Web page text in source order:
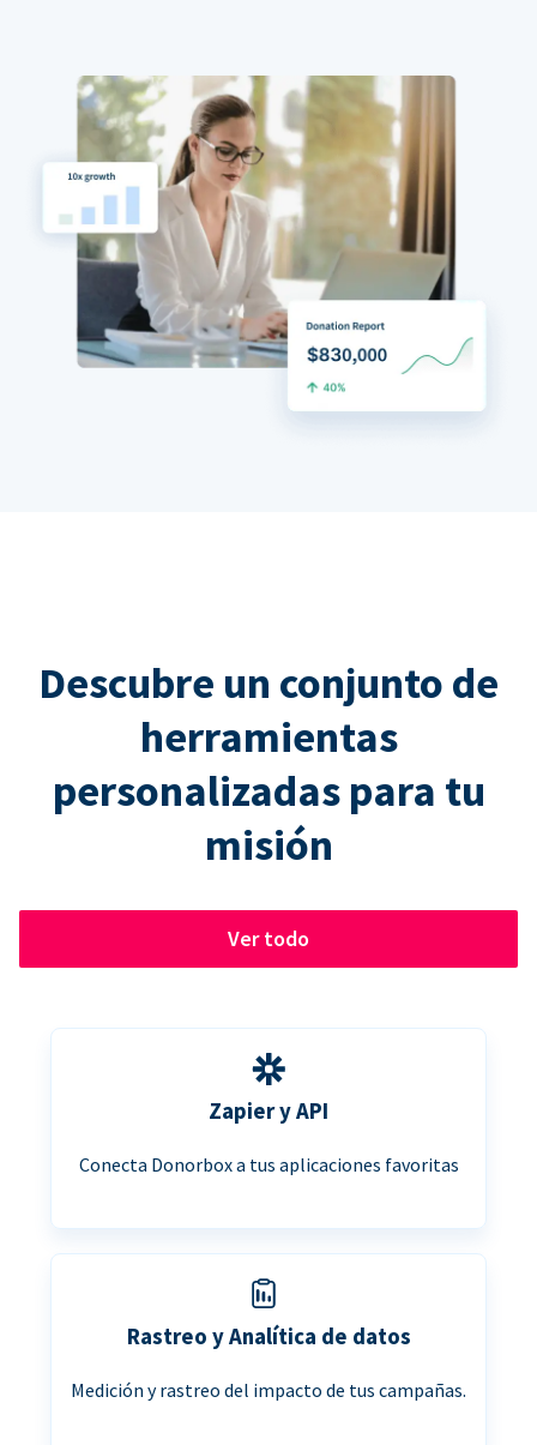
Descubre un conjunto de
herramientas
personalizadas para tu
misión
Ver todo
Zapier y API
Conecta Donorbox a tus aplicaciones favoritas
Rastreo y Analítica de datos
Medición y rastreo del impacto de tus campañas.